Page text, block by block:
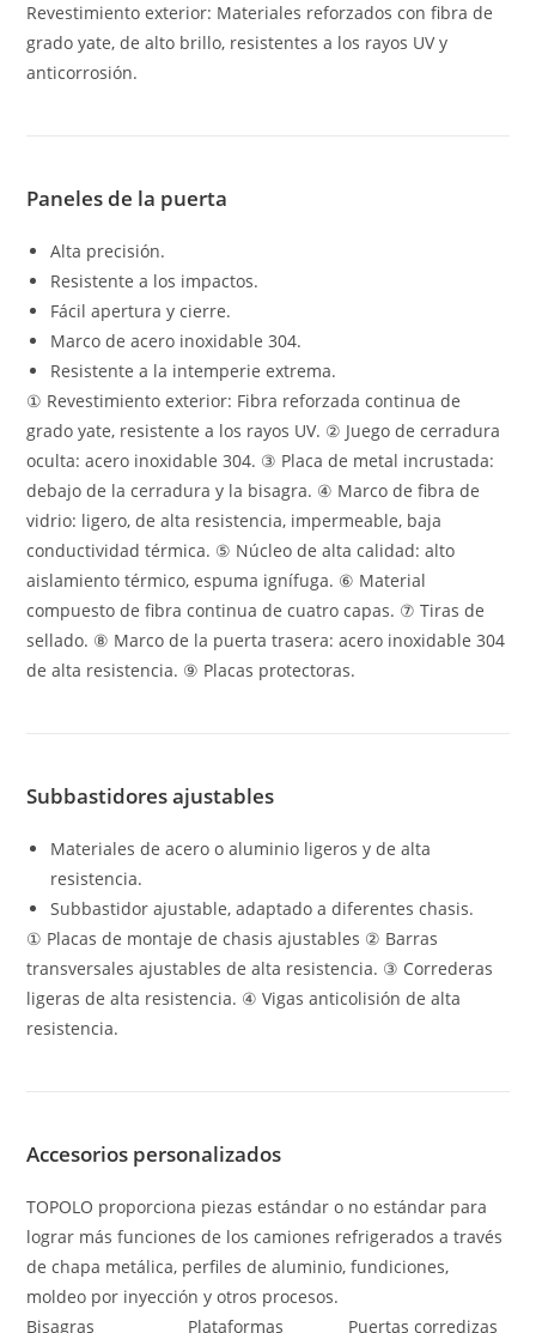
Revestimiento exterior: Materiales reforzados con fibra de
grado yate, de alto brillo, resistentes a los rayos UV y
anticorrosión.
Paneles de la puerta
Alta precisión.
Resistente a los impactos.
Fácil apertura y cierre.
Marco de acero inoxidable 304.
Resistente a la intemperie extrema.
① Revestimiento exterior: Fibra reforzada continua de
grado yate, resistente a los rayos UV. ② Juego de cerradura
oculta: acero inoxidable 304. ③ Placa de metal incrustada:
debajo de la cerradura y la bisagra. ④ Marco de fibra de
vidrio: ligero, de alta resistencia, impermeable, baja
conductividad térmica. ⑤ Núcleo de alta calidad: alto
aislamiento térmico, espuma ignífuga. ⑥ Material
compuesto de fibra continua de cuatro capas. ⑦ Tiras de
sellado. ⑧ Marco de la puerta trasera: acero inoxidable 304
de alta resistencia. ⑨ Placas protectoras.
Subbastidores ajustables
Materiales de acero o aluminio ligeros y de alta
resistencia.
Subbastidor ajustable, adaptado a diferentes chasis.
① Placas de montaje de chasis ajustables ② Barras
transversales ajustables de alta resistencia. ③ Correderas
ligeras de alta resistencia. ④ Vigas anticolisión de alta
resistencia.
Accesorios personalizados
TOPOLO proporciona piezas estándar o no estándar para
lograr más funciones de los camiones refrigerados a través
de chapa metálica, perfiles de aluminio, fundiciones,
moldeo por inyección y otros procesos.
Bisagras
Plataformas Puertas corredizas